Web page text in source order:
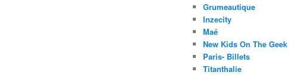
Grumeautique
Inzecity
Maé
New Kids On The Geek
Paris- Billets
Titanthalie